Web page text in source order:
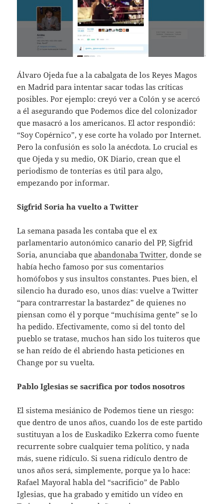
Álvaro Ojeda fue a la cabalgata de los Reyes Magos
en Madrid para intentar sacar todas las críticas
posibles. Por ejemplo: creyó ver a Colón y se acercó
a él asegurando que Podemos dice del colonizador
que masacró a los americanos. El actor respondió:
“Soy Copérnico”, y ese corte ha volado por Internet.
Pero la confusión es solo la anécdota. Lo crucial es
que Ojeda y su medio, OK Diario, crean que el
periodismo de tonterías es útil para algo,
empezando por informar.
Sigfrid Soria ha vuelto a Twitter
La semana pasada les contaba que el ex
parlamentario autonómico canario del PP, Sigfrid
Soria, anunciaba queabandonaba Twitter, donde se
había hecho famoso por sus comentarios
homófobos y sus insultos constantes. Pues bien, el
silencio ha durado eso, unos días: vuelve a Twitter
“para contrarrestar la bastardez” de quienes no
piensan como él y porque “muchísima gente” se lo
ha pedido. Efectivamente, como si del tonto del
pueblo se tratase, muchos han sido los tuiteros que
se han reído de él abriendo hasta peticiones en
Change por su vuelta.
Pablo Iglesias se sacrifica por todos nosotros
El sistema mesiánico de Podemos tiene un riesgo:
que dentro de unos años, cuando los de este partido
sustituyan a los de Euskadiko Ezkerra como fuente
recurrente sobre cualquier tema político, y nada
más, suene ridículo. Si suena ridículo dentro de
unos años será, simplemente, porque ya lo hace:
Rafael Mayoral habla del “sacrificio” de Pablo
Iglesias, que ha grabado y emitido un vídeo en